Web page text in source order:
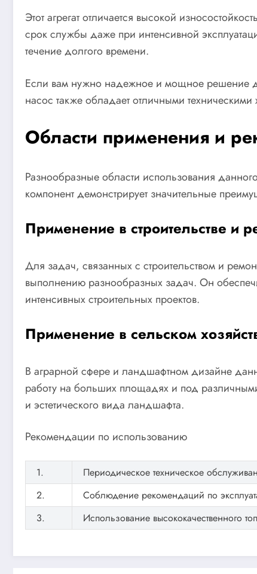
Этот агрегат отличается высокой
срок службы даже при интенсивной
течение долгого времени.
Если вам нужно надежное и мощное решение
насос также обладает отличными
Области применения и
Разнообразные области использования
компонент демонстрирует значительные
Применение в строительстве и
Для задач, связанных с строительством и
выполнению разнообразных задач. Он
интенсивных строительных проектов.
Применение в сельском
В аграрной сфере и ландшафтном дизайне
работу на больших площадях и под
и эстетического вида ландшафта.
Рекомендации по использованию
1.
Периодическое техническое
2.
Соблюдение рекомендаций по
3.
Использование высококачественного